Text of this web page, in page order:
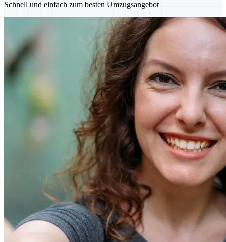
Schnell und einfach zum besten Umzugsangebot